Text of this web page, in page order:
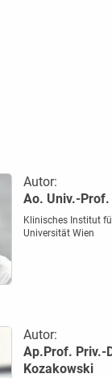
Autor:
Ao. Univ.-
Klinisches Institut
Universität Wien
Autor:
Ap.Prof. Priv.-
Kozakowski